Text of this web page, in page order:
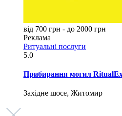
від 700 грн - до 2000 грн
Реклама
Ритуальні послуги
5.0
Прибирання могил
Західне шосе, Житомир